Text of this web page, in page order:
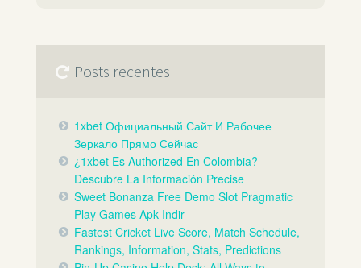
Posts recentes
1xbet Официальный Сайт И Рабочее
Зеркало Прямо Сейчас️
¿1xbet Es Authorized En Colombia?
Descubre La Información Precise
Sweet Bonanza Free Demo Slot Pragmatic
Play Games Apk Indir
Fastest Cricket Live Score, Match Schedule,
Rankings, Information, Stats, Predictions